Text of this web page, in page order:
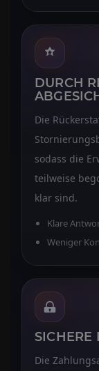
DURCH
Die
sodass die
teilweise
klar sind.
Klare
Weniger
SICHERE
Die